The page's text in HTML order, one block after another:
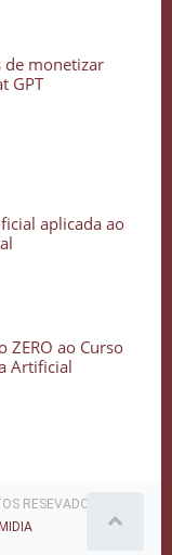
de monetizar
GPT
aplicada ao
ZERO ao Curso
Artificial
RESEVADOS .